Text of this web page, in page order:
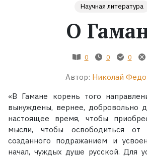
Экранизации
Научная литература
О
0 0 0
Автор: Николай
«В Гамане корень того
вынуждены, вернее, добровольно
настоящее время, чтобы
мысли, чтобы освободиться от
созданного подражанием и
начал, чуждых душе русской. Для